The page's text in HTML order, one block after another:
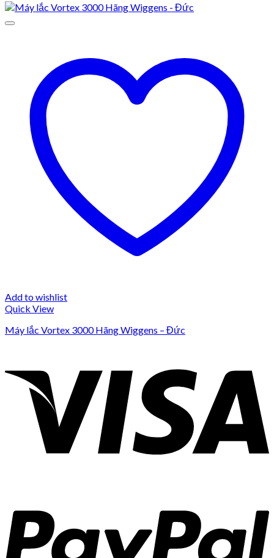
Add to wishlist
Quick View
Máy lắc Vortex 3000 Hãng Wiggens – Đức